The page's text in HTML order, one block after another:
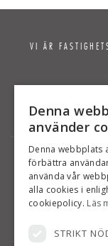
VI ÄR
BOSTÄDER
SÄLJA
VÄRDERA
Denna
använder
Denna webbplats
förbättra
använda vår
alla cookies i
cookiepolicy. Läs
STRIKT